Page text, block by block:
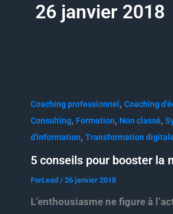
26 janvier 2018
Coaching professionnel, Coaching
Consulting, Formation, Non classé,
d'information, Transformation
5 conseils pour booster la
ForLead / 26 janvier 2018
L’enthousiasme ne figure à